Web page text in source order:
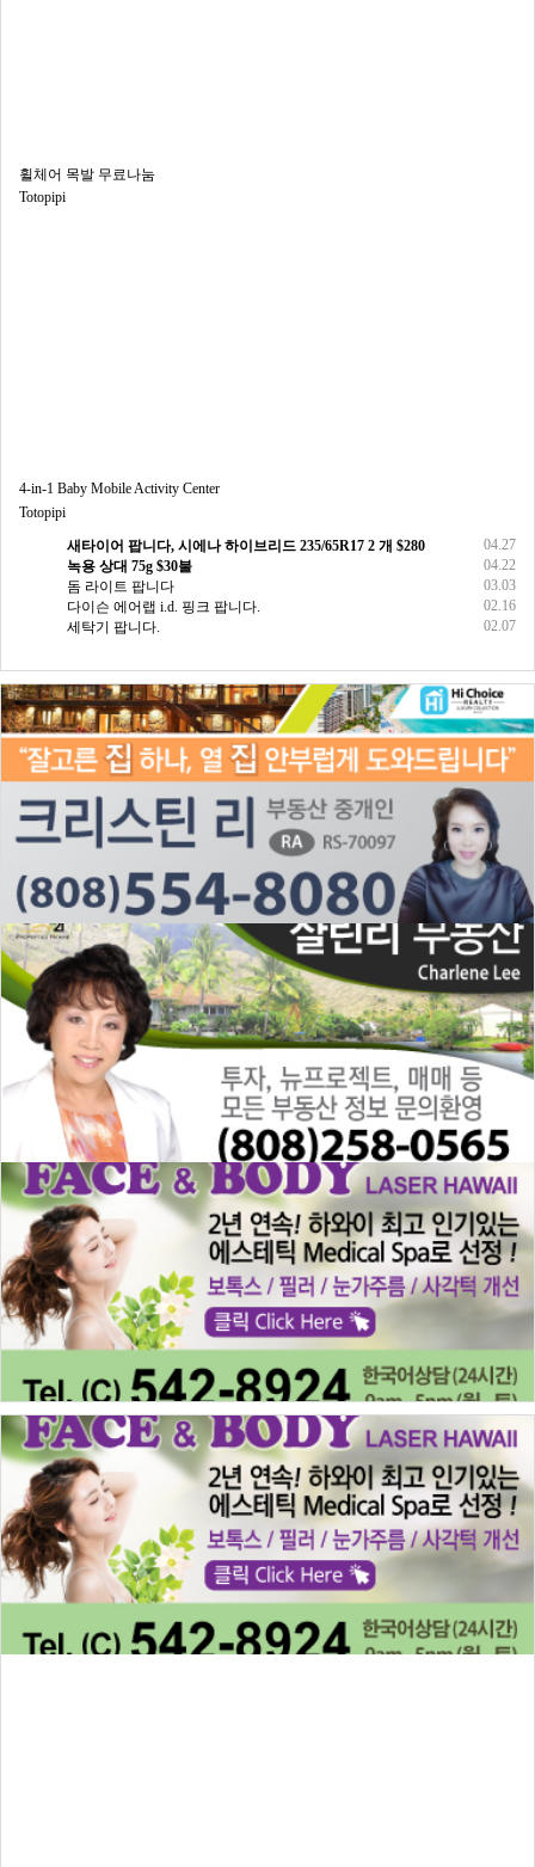
휠체어 목발 무료나눔
Totopipi
4-in-1 Baby Mobile Activity Center
Totopipi
04.27
새타이어 팝니다, 시에나 하이브리드 235/65R17 2 개 $280
04.22
녹용 상대 75g $30불
03.03
돔 라이트 팝니다
02.16
다이슨 에어랩 i.d. 핑크 팝니다.
02.07
세탁기 팝니다.